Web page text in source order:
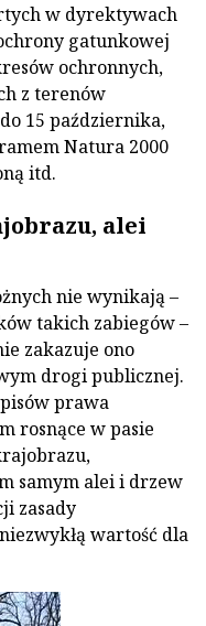
w dyrektywach
gatunkowej
ochronnych,
z terenów
15 października,
Natura 2000
itd.
alei
nie wynikają –
takich zabiegów –
zakazuje ono
drogi publicznej.
prawa
rosnące w pasie
samym alei i drzew
zasady
wartość dla